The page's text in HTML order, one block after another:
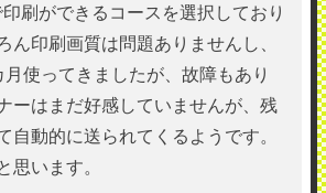
刷ができるコースを選択しており
ん印刷画質は問題ありませんし、
使ってきましたが、故障もあり
ーはまだ好感していませんが、残
自動的に送られてくるようです。
思います。